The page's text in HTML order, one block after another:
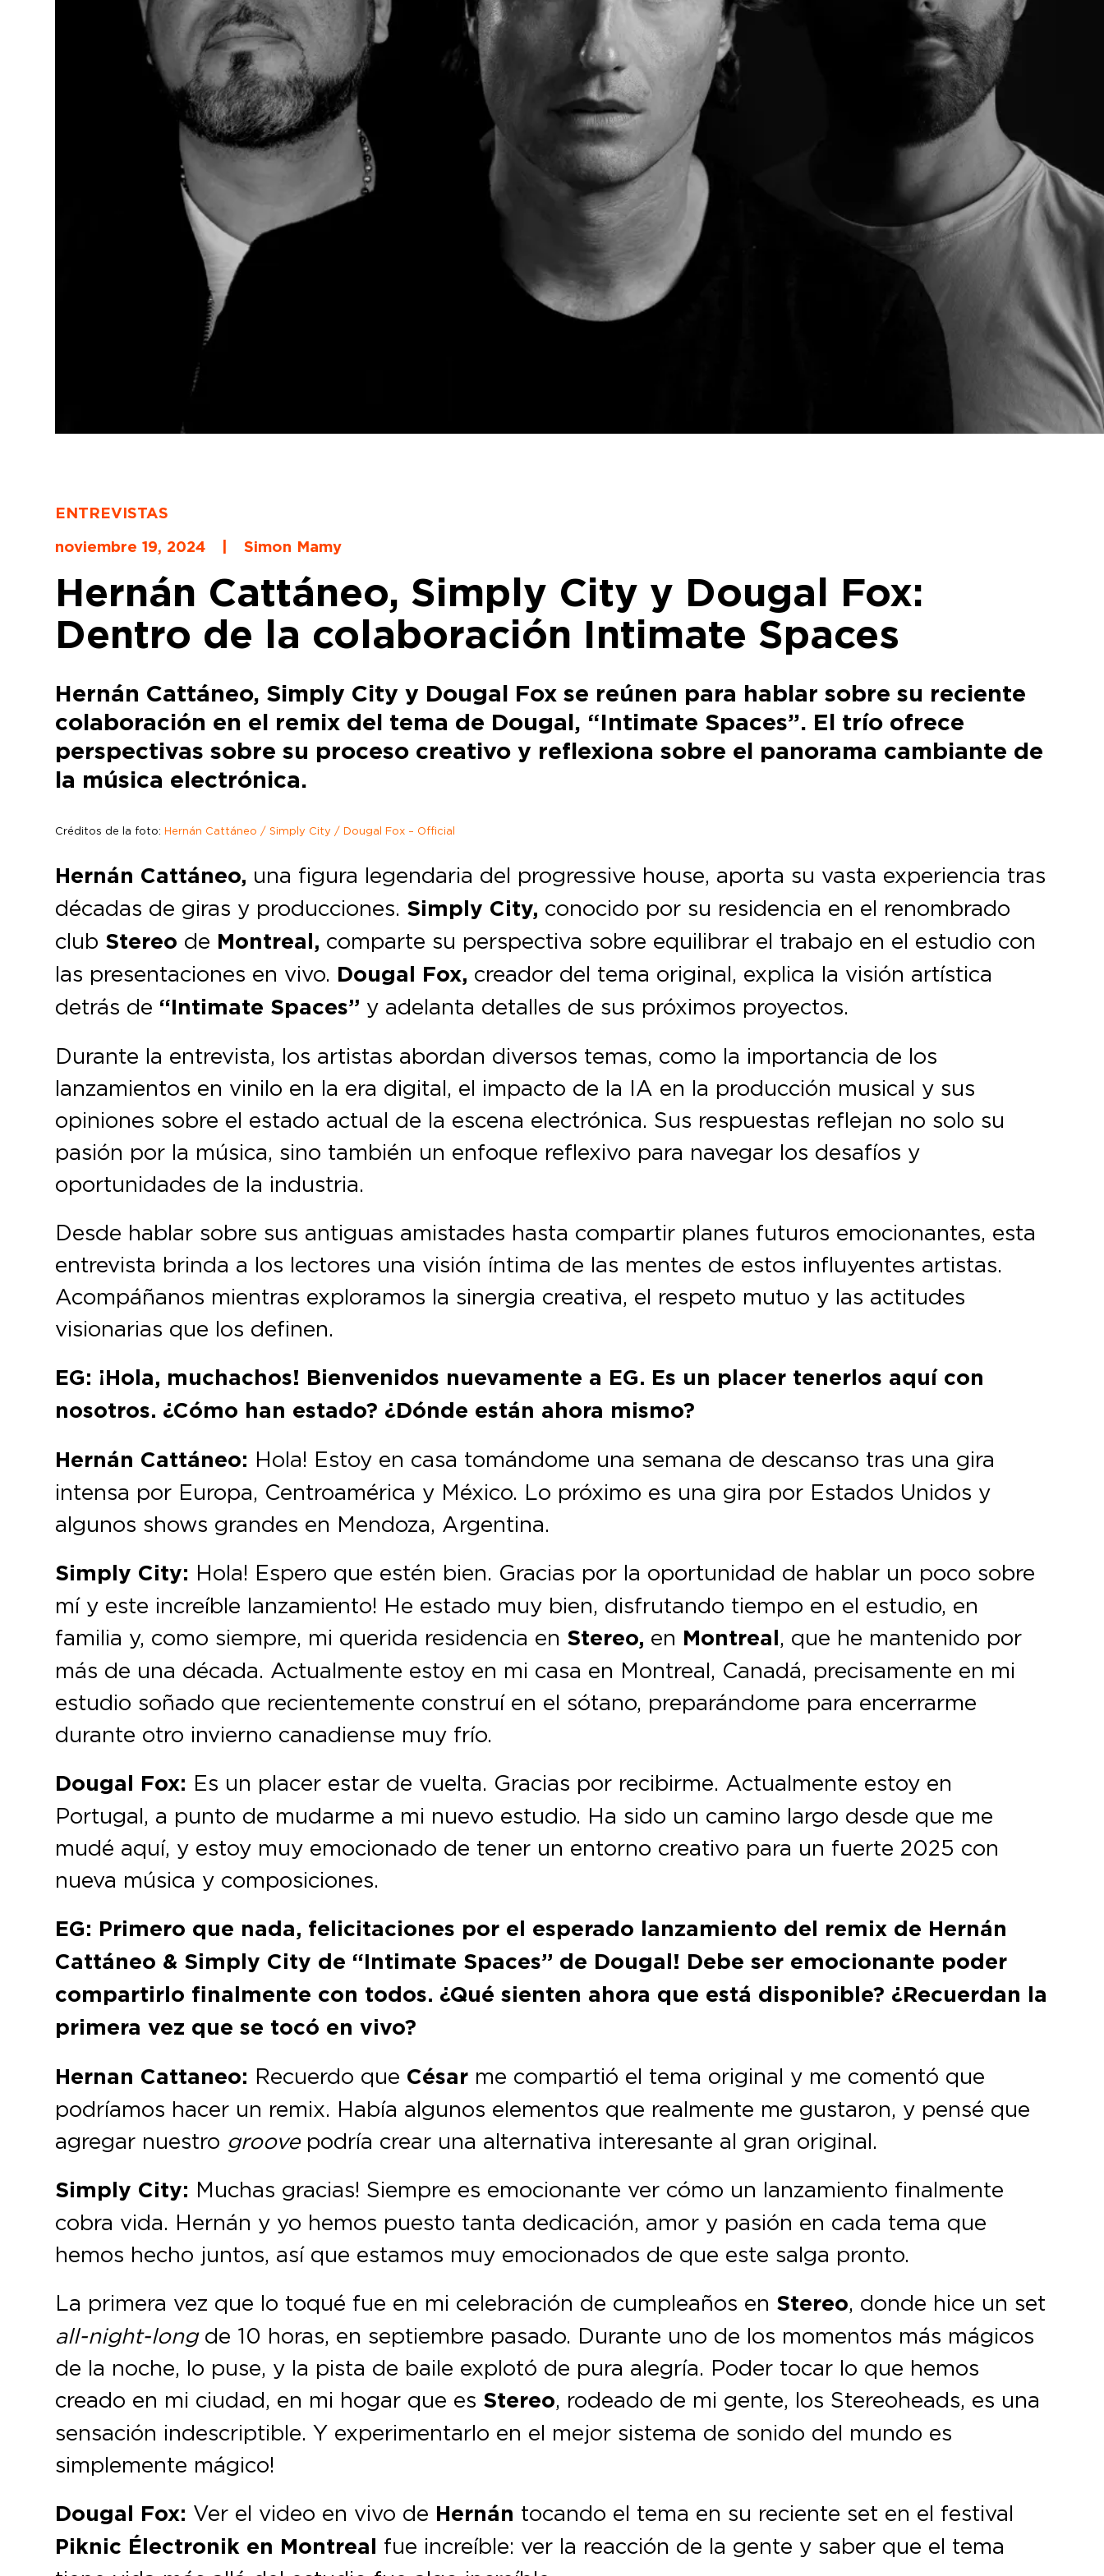
ENTREVISTAS
noviembre 19, 2024
Simon Mamy
Hernán Cattáneo, Simply City y Dougal Fox:
Dentro de la colaboración Intimate Spaces
Hernán Cattáneo, Simply City y Dougal Fox se reúnen para hablar sobre su reciente
colaboración en el remix del tema de Dougal, “Intimate Spaces”. El trío ofrece
perspectivas sobre su proceso creativo y reflexiona sobre el panorama cambiante de
la música electrónica.
Créditos de la foto:Hernán Cattáneo / Simply City / Dougal Fox – Official
Hernán Cattáneo, una figura legendaria del progressive house, aporta su vasta experiencia tras
décadas de giras y producciones. Simply City, conocido por su residencia en el renombrado
club Stereo de Montreal, comparte su perspectiva sobre equilibrar el trabajo en el estudio con
las presentaciones en vivo. Dougal Fox, creador del tema original, explica la visión artística
detrás de “Intimate Spaces” y adelanta detalles de sus próximos proyectos.
Durante la entrevista, los artistas abordan diversos temas, como la importancia de los
lanzamientos en vinilo en la era digital, el impacto de la IA en la producción musical y sus
opiniones sobre el estado actual de la escena electrónica. Sus respuestas reflejan no solo su
pasión por la música, sino también un enfoque reflexivo para navegar los desafíos y
oportunidades de la industria.
Desde hablar sobre sus antiguas amistades hasta compartir planes futuros emocionantes, esta
entrevista brinda a los lectores una visión íntima de las mentes de estos influyentes artistas.
Acompáñanos mientras exploramos la sinergia creativa, el respeto mutuo y las actitudes
visionarias que los definen.
EG: ¡Hola, muchachos! Bienvenidos nuevamente a EG. Es un placer tenerlos aquí con
nosotros. ¿Cómo han estado? ¿Dónde están ahora mismo?
Hernán Cattáneo: Hola! Estoy en casa tomándome una semana de descanso tras una gira
intensa por Europa, Centroamérica y México. Lo próximo es una gira por Estados Unidos y
algunos shows grandes en Mendoza, Argentina.
Simply City: Hola! Espero que estén bien. Gracias por la oportunidad de hablar un poco sobre
mí y este increíble lanzamiento! He estado muy bien, disfrutando tiempo en el estudio, en
familia y, como siempre, mi querida residencia en Stereo, en Montreal, que he mantenido por
más de una década. Actualmente estoy en mi casa en Montreal, Canadá, precisamente en mi
estudio soñado que recientemente construí en el sótano, preparándome para encerrarme
durante otro invierno canadiense muy frío.
Dougal Fox: Es un placer estar de vuelta. Gracias por recibirme. Actualmente estoy en
Portugal, a punto de mudarme a mi nuevo estudio. Ha sido un camino largo desde que me
mudé aquí, y estoy muy emocionado de tener un entorno creativo para un fuerte 2025 con
nueva música y composiciones.
EG: Primero que nada, felicitaciones por el esperado lanzamiento del remix de Hernán
Cattáneo & Simply City de “Intimate Spaces” de Dougal! Debe ser emocionante poder
compartirlo finalmente con todos. ¿Qué sienten ahora que está disponible? ¿Recuerdan la
primera vez que se tocó en vivo?
Hernan Cattaneo: Recuerdo que César me compartió el tema original y me comentó que
podríamos hacer un remix. Había algunos elementos que realmente me gustaron, y pensé que
agregar nuestro groovepodría crear una alternativa interesante al gran original.
Simply City: Muchas gracias! Siempre es emocionante ver cómo un lanzamiento finalmente
cobra vida. Hernán y yo hemos puesto tanta dedicación, amor y pasión en cada tema que
hemos hecho juntos, así que estamos muy emocionados de que este salga pronto.
La primera vez que lo toqué fue en mi celebración de cumpleaños en Stereo, donde hice un set
all-night-longde 10 horas, en septiembre pasado. Durante uno de los momentos más mágicos
de la noche, lo puse, y la pista de baile explotó de pura alegría. Poder tocar lo que hemos
creado en mi ciudad, en mi hogar que es Stereo, rodeado de mi gente, los Stereoheads, es una
sensación indescriptible. Y experimentarlo en el mejor sistema de sonido del mundo es
simplemente mágico!
Dougal Fox: Ver el video en vivo de Hernán tocando el tema en su reciente set en el festival
Piknic Électronik en Montreal fue increíble: ver la reacción de la gente y saber que el tema